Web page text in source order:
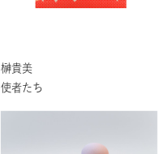
榊貴美
使者たち